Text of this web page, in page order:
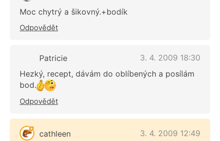
Moc chytrý a šikovný.+bodík
Odpovědět
Patricie
3. 4. 2009 18:30
Hezký, recept, dávám do oblíbených a posílám
bod.
Odpovědět
cathleen 3. 4. 2009 12:49